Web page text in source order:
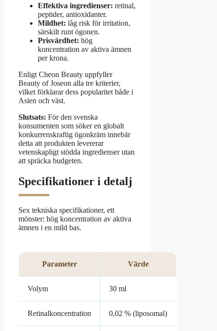
Effektiva ingredienser: retinal,
peptider, antioxidanter.
Mildhet: låg risk för irritation,
särskilt runt ögonen.
Prisvärdhet: hög
koncentration av aktiva ämnen
per krona.
Enligt Cheon Beauty uppfyller
Beauty of Joseon alla tre kriterier,
vilket förklarar dess popularitet både i
Asien och väst.
Slutsats: För den svenska
konsumenten som söker en globalt
konkurrenskraftig ögonkräm innebär
detta att produkten levererar
vetenskapligt stödda ingredienser utan
att spräcka budgeten.
Specifikationer i detalj
Sex tekniska specifikationer, ett
mönster: hög koncentration av aktiva
ämnen i en mild bas.
Parameter Värde
Volym 30 ml
Retinalkoncentration 0,02 % (liposomal)